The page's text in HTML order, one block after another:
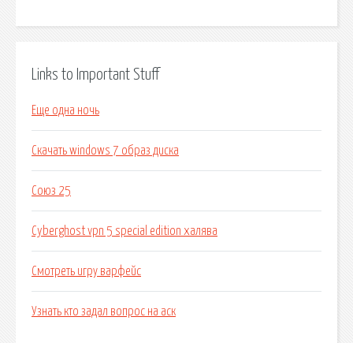
Links to Important Stuff
Еще одна ночь
Скачать windows 7 образ диска
Союз 25
Cyberghost vpn 5 special edition халява
Смотреть игру варфейс
Узнать кто задал вопрос на аск